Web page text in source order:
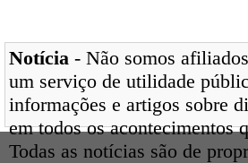
Notícia - Não somos
um serviço de utilidade
informações e artigos sobre
em todos os acontecimentos
Todas as notícias são de